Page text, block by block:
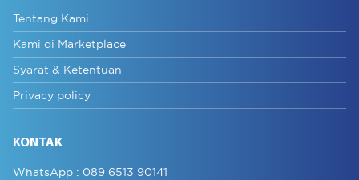
Tentang Kami
Kami di Marketplace
Syarat & Ketentuan
Privacy policy
KONTAK
WhatsApp : 089 6513 90141